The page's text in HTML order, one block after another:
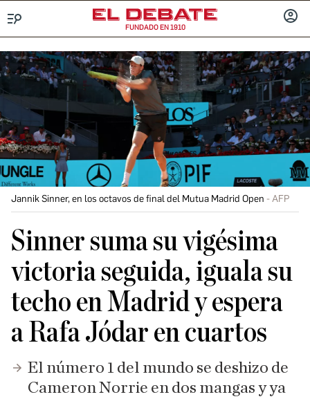
FUNDADO EN 1910
Jannik Sinner, en los octavos de final del Mutua Madrid Open AFP
Sinner suma su vigésima
victoria seguida, iguala su
techo en Madrid y espera
a Rafa Jódar en cuartos
El número 1 del mundo se deshizo de
Cameron Norrie en dos mangas y ya